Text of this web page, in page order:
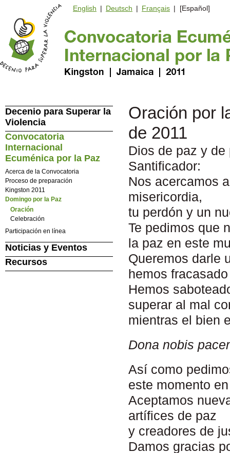
English | Deutsch | Français | [Español]
Oración por
de 2011
Dios de paz y
Santificador:
Nos acercamos
misericordia,
tu perdón y un
Te pedimos que
la paz en este
Queremos darle
hemos
Hemos
superar al mal
mientras el bien
Dona nobis
Así como
este momento
Aceptamos
artífices de paz
y creadores de
Damos gracias
Decenio para Superar la
Violencia
Convocatoria
Internacional
Ecuménica por la Paz
Acerca de la Convocatoria
Proceso de preparación
Kingston 2011
Domingo por la Paz
Oración
Celebración
Participación en línea
Noticias y Eventos
Recursos